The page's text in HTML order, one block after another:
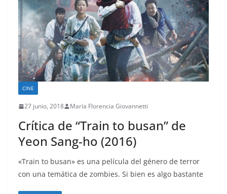
CINE
27 junio, 2018 María Florencia Giovannetti
Crítica de “Train to busan” de
Yeon Sang-ho (2016)
«Train to busan» es una película del género de terror
con una temática de zombies. Si bien es algo bastante